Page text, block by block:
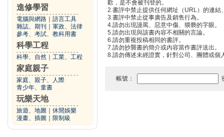
進修學習
電腦與網路
語言工具
雜誌、期刊
軍政、法律
參考、考試、教科用書
科學工程
科學、自然 工業、工程
家庭親子
家庭、親子、人際
青少年、童書
玩樂天地
旅遊、地圖
休閒娛樂
漫畫、插圖
限制級
歡，是不會被刊登的。
2.書評中禁止提供任何網址（URL）的連結
3.書評中禁止從事廣告及銷售行為。
4.請勿出現謾罵、惡意中傷、猥褻的字眼。
5.請勿出現與該書內容不相關的言論。
6.請勿重複投稿相同的書評。
7.請勿抄襲書的簡介或內容當作書評送出。
8.請勿傳述未經證實，針對公司、團體或個
帳號：